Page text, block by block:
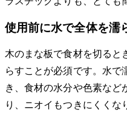
使用前に水で全体を濡
木のまな板で食材を切ると
らすことが必須です。水で
き、食材の水分や色素など
り、ニオイもつきにくくな